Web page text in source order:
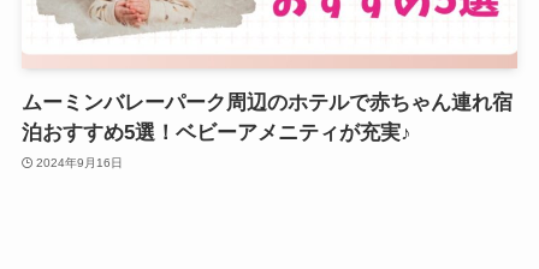
ムーミンバレーパーク周辺のホテルで赤ちゃん連れ宿
泊おすすめ5選！ベビーアメニティが充実♪
2024年9月16日